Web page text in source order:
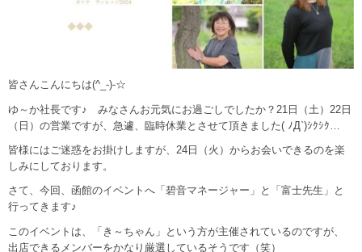
皆さんこんにちは(^_-)-☆
ゆ～か社長です♪ みなさんお元気にお過ごしでしたか？21日（土）22日
（日）の営業ですが、急遽、臨時休業とさせて頂きました( ﾉД`)ｼｸｼｸ…
皆様にはご迷惑をお掛けしますが、24日（火）からお会いできるのを楽
しみにしております。
さて、今回、函館のイベントへ「碧音マネージャー」と「富士先生」と
行ってきます♪
このイベントは、「き～ちゃん」という方が主催されているのですが、
出店できるメンバーをかなり厳選しているそうです（笑）